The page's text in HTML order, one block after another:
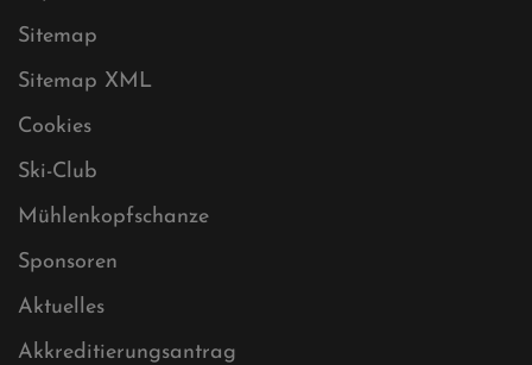
Datenschutz
Impressum
Sitemap
Sitemap XML
Cookies
Ski-Club
Mühlenkopfschanze